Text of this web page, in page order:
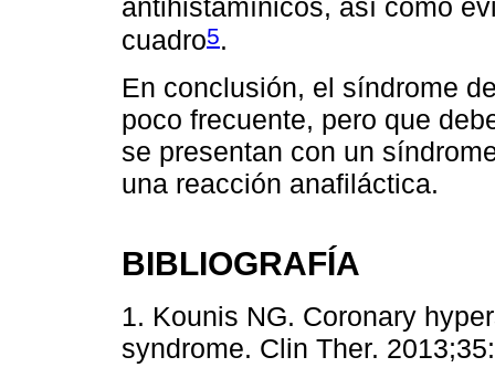
antihistamínicos, así como
cuadro5.
En conclusión, el síndrome
poco frecuente, pero que
se presentan con un
una reacción anafiláctica.
BIBLIOGRAFÍA
1. Kounis NG. Coronary
syndrome. Clin Ther.